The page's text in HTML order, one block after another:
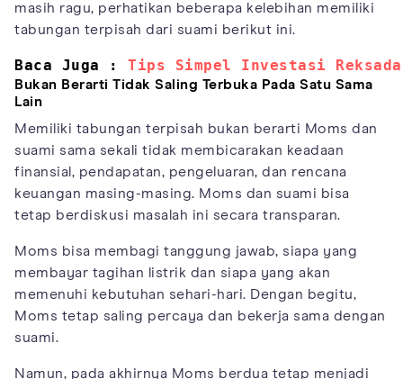
masih ragu, perhatikan beberapa kelebihan memiliki
tabungan terpisah dari suami berikut ini.
Baca Juga : Tips Simpel Investasi
Bukan Berarti Tidak Saling Terbuka Pada Satu Sama
Lain
Memiliki tabungan terpisah bukan berarti Moms dan
suami sama sekali tidak membicarakan keadaan
finansial, pendapatan, pengeluaran, dan rencana
keuangan masing-masing. Moms dan suami bisa
tetap berdiskusi masalah ini secara transparan.
Moms bisa membagi tanggung jawab, siapa yang
membayar tagihan listrik dan siapa yang akan
memenuhi kebutuhan sehari-hari. Dengan begitu,
Moms tetap saling percaya dan bekerja sama dengan
suami.
Namun, pada akhirnya Moms berdua tetap menjadi